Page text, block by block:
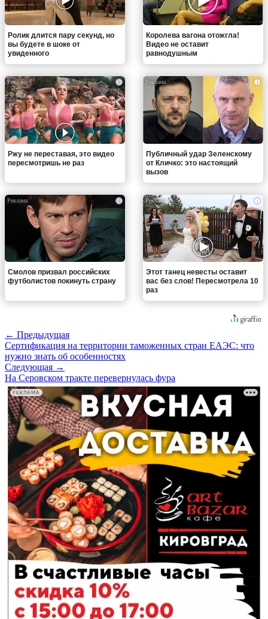
Ролик длится пару секунд, но
вы будете в шоке от
увиденного
Королева вагона отожгла!
Видео не оставит
равнодушным
i
Ржу не переставая, это видео
пересмотришь не раз
i
Публичный удар Зеленскому
от Кличко: это настоящий
вызов
i
Смолов призвал российских
футболистов покинуть страну
i
Этот танец невесты оставит
вас без слов! Пересмотрела 10
раз
← Предыдущая
Сертификация на территории таможенных стран ЕАЭС: что
нужно знать об особенностях
Следующая →
На Серовском тракте перевернулась фура
РЕКЛАМА